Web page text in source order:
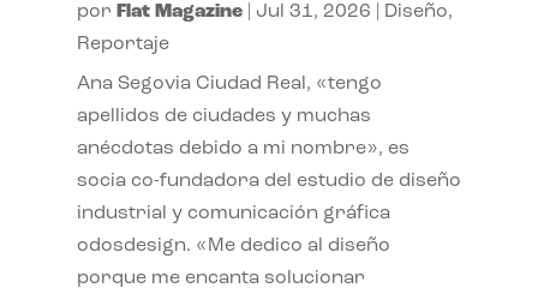
por Flat Magazine| Jul 31, 2026 Diseño,
Reportaje
Ana Segovia Ciudad Real, «tengo
apellidos de ciudades y muchas
anécdotas debido a mi nombre», es
socia co-fundadora del estudio de diseño
industrial y comunicación gráfica
odosdesign. «Me dedico al diseño
porque me encanta solucionar